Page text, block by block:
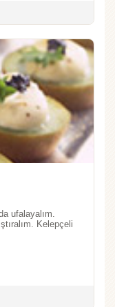
ufalayalım.
Kelepçeli